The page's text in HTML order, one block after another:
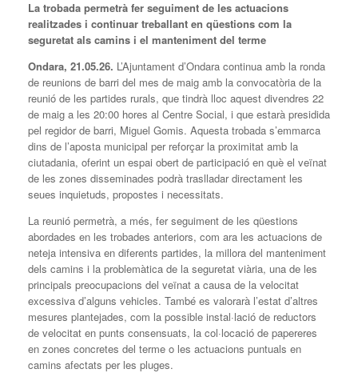
La trobada permetrà fer seguiment de les actuacions
realitzades i continuar treballant en qüestions com la
seguretat als camins i el manteniment del terme
Ondara, 21.05.26. L’Ajuntament d’Ondara continua amb la ronda
de reunions de barri del mes de maig amb la convocatòria de la
reunió de les partides rurals, que tindrà lloc aquest divendres 22
de maig a les 20:00 hores al Centre Social, i que estarà presidida
pel regidor de barri, Miguel Gomis. Aquesta trobada s’emmarca
dins de l’aposta municipal per reforçar la proximitat amb la
ciutadania, oferint un espai obert de participació en què el veïnat
de les zones disseminades podrà traslladar directament les
seues inquietuds, propostes i necessitats.
La reunió permetrà, a més, fer seguiment de les qüestions
abordades en les trobades anteriors, com ara les actuacions de
neteja intensiva en diferents partides, la millora del manteniment
dels camins i la problemàtica de la seguretat viària, una de les
principals preocupacions del veïnat a causa de la velocitat
excessiva d’alguns vehicles. També es valorarà l’estat d’altres
mesures plantejades, com la possible instal·lació de reductors
de velocitat en punts consensuats, la col·locació de papereres
en zones concretes del terme o les actuacions puntuals en
camins afectats per les pluges.